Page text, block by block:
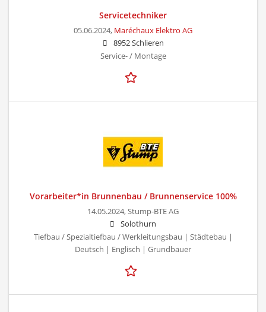
Servicetechniker
05.06.2024, Maréchaux Elektro AG
8952 Schlieren
Service- / Montage
Vorarbeiter*in Brunnenbau / Brunnenservice 100%
14.05.2024,Stump-BTE AG
Solothurn
Tiefbau / Spezialtiefbau / Werkleitungsbau | Städtebau |
Deutsch | Englisch | Grundbauer